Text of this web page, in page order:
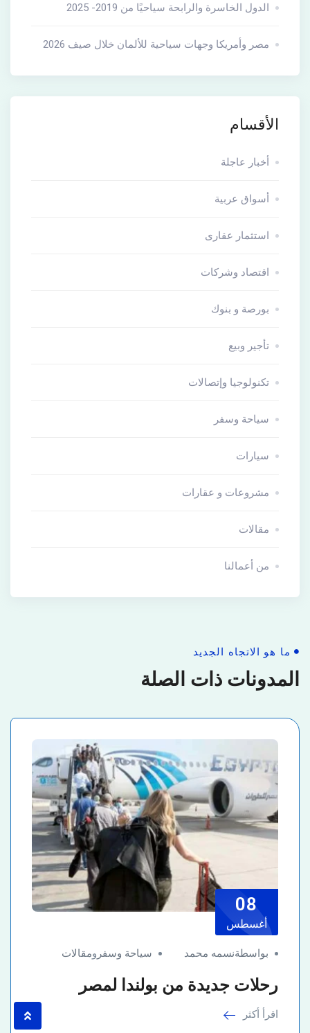
الدول الخاسرة والرابحة سياحيًا من 2019- 2025
مصر وأمريكا وجهات سياحية للألمان خلال صيف 2026
الأقسام
أخبار عاجلة
أسواق عربية
استثمار عقارى
اقتصاد وشركات
بورصة و بنوك
تأجير وبيع
تكنولوجيا وإتصالات
سياحة وسفر
سيارات
مشروعات و عقارات
مقالات
من أعمالنا
ما هو الاتجاه الجديد
المدونات ذات الصلة
08
أغسطس
بواسطةنسمه محمد سياحة وسفر ومقالات
رحلات جديدة من بولندا لمصر
اقرأ أكثر